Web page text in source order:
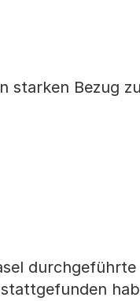
starken Bezug
durchgeführte